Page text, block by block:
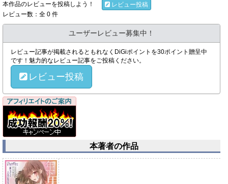
本作品のレビューを投稿しよう！
レビュー投稿
レビュー数：全 0 件
ユーザーレビュー募集中！
レビュー記事が掲載されるともれなくDiGiポイントを30ポイント贈呈中
です！魅力的なレビュー記事をご投稿ください。
レビュー投稿
本著者の作品